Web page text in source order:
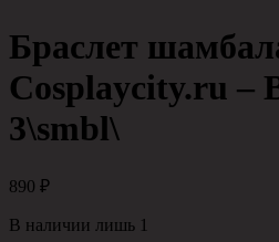
Браслет
Cosplaycity.ru –
3\smbl\
890 ₽
В наличии лишь 1